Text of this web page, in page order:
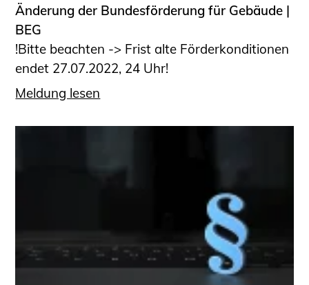
Änderung der Bundesförderung für Gebäude |
BEG
!Bitte beachten -> Frist alte Förderkonditionen
endet 27.07.2022, 24 Uhr!
Meldung lesen